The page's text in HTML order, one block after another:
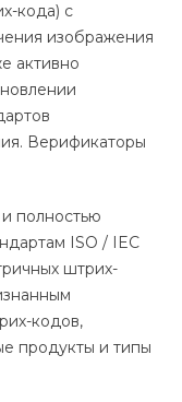
кода) с
изображения
активно
Верификаторы
полностью
ISO / IEC
штрих-
кодов,
продукты и типы